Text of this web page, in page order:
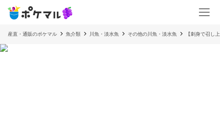
産直・通販のポケマル 魚介類 川魚・淡水魚 その他の川魚・淡水魚 【刺身で召し